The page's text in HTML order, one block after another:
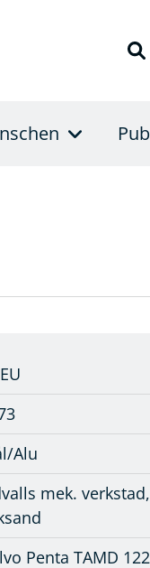
Alu
mek. verkstad,
Penta TAMD